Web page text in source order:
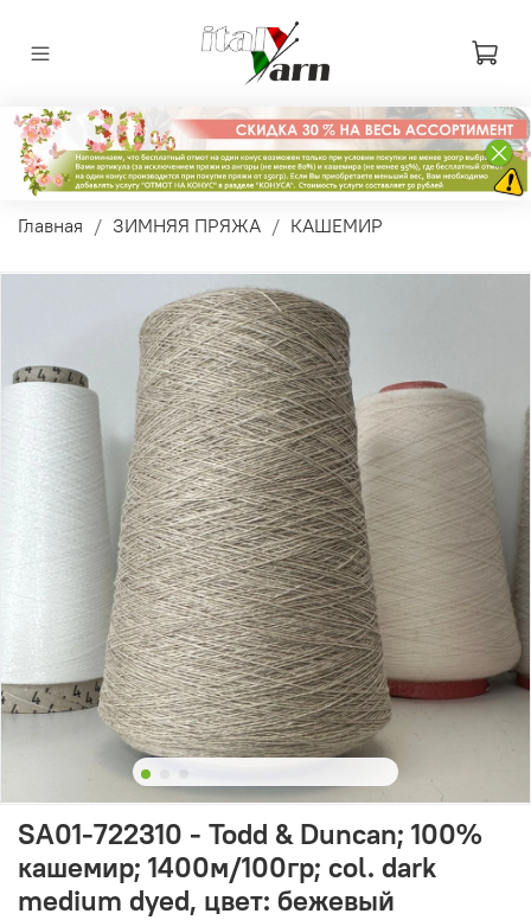
Главная ЗИМНЯЯ ПРЯЖА КАШЕМИР
SA01-722310 - Todd & Duncan; 100%
кашемир; 1400м/100гр; col. dark
medium dyed, цвет: бежевый